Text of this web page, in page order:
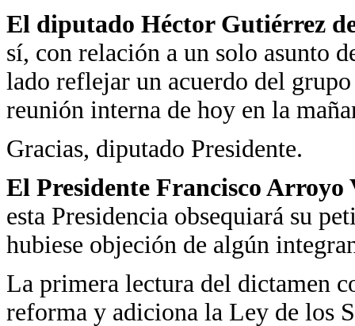
El diputado Héctor Gutiérrez
sí, con relación a un solo asunto
lado reflejar un acuerdo del
reunión interna de hoy en la
Gracias, diputado Presidente.
El Presidente Francisco
esta Presidencia obsequiará su
hubiese objeción de algún
La primera lectura del dictamen
reforma y adiciona la Ley de los